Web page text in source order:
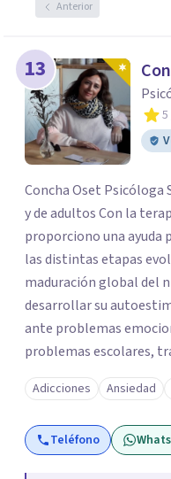
Anterior
13
5
Concha Oset
y de adultos Con la terapia infantil y de adolescentes
proporciono una ayuda para abordar las dificultades en
las distintas etapas
maduración global del niño, mejorar su
desarrollar su autoestima y
ante problemas
problemas escolares,
ansiedad. El apoyo a los padres es un pilar importante de
mi trabajo, dotándoles
comprender mejor a su hijo en cada etapa y sentirse
apoyados en su
Adicciones Ansiedad
Teléfono